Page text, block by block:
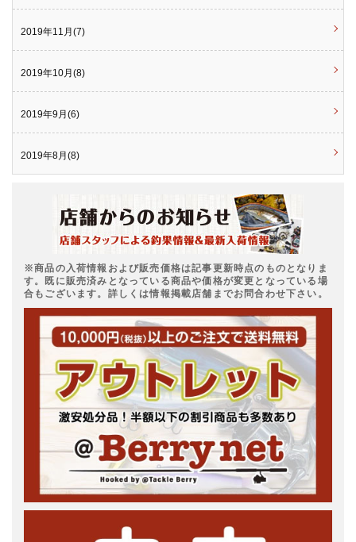
2019年11月(7)
2019年10月(8)
2019年9月(6)
2019年8月(8)
※商品の入荷情報および販売価格は記事更新時点のものとなりま
す。既に販売済みとなっている商品や価格が変更となっている場
合もございます。詳しくは情報掲載店舗までお問合わせ下さい。